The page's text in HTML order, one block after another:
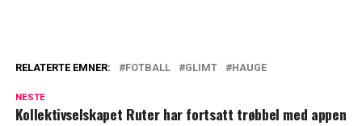
RELATERTE EMNER: FOTBALL GLIMT HAUGE
NESTE
Kollektivselskapet Ruter har fortsatt trøbbel med appen